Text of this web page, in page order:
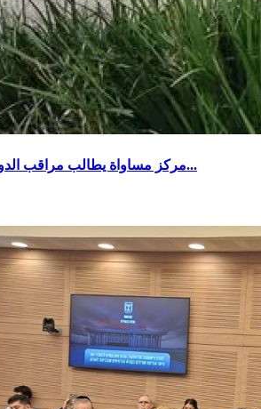
مركز مساواة يطالب مراقب الدولة بتنفيذ قانون التمثيل...